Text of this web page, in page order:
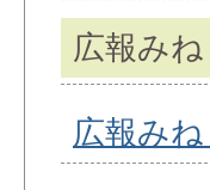
広報み
広報み